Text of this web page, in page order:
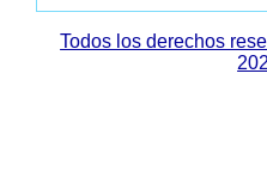
Todos los derechos